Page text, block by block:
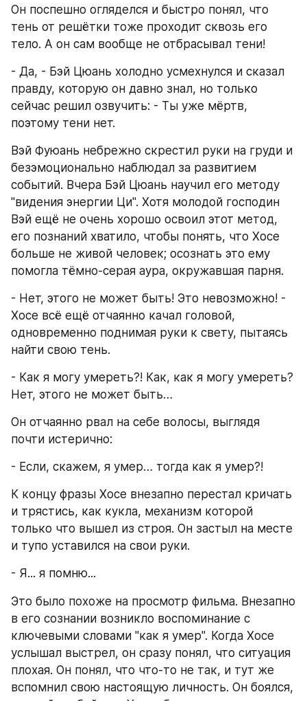
Он поспешно огляделся и быстро понял, что
тень от решётки тоже проходит сквозь его
тело. А он сам вообще не отбрасывал тени!
- Да, - Бэй Цюань холодно усмехнулся и сказал
правду, которую он давно знал, но только
сейчас решил озвучить: - Ты уже мёртв,
поэтому тени нет.
Вэй Фуюань небрежно скрестил руки на груди и
безэмоционально наблюдал за развитием
событий. Вчера Бэй Цюань научил его методу
"видения энергии Ци". Хотя молодой господин
Вэй ещё не очень хорошо освоил этот метод,
его познаний хватило, чтобы понять, что Хосе
больше не живой человек; осознать это ему
помогла тёмно-серая аура, окружавшая парня.
- Нет, этого не может быть! Это невозможно! -
Хосе всё ещё отчаянно качал головой,
одновременно поднимая руки к свету, пытаясь
найти свою тень.
- Как я могу умереть?! Как, как я могу умереть?
Нет, этого не может быть…
Он отчаянно рвал на себе волосы, выглядя
почти истерично:
- Если, скажем, я умер… тогда как я умер?!
К концу фразы Хосе внезапно перестал кричать
и трястись, как кукла, механизм которой
только что вышел из строя. Он застыл на месте
и тупо уставился на свои руки.
- Я... я помню...
Это было похоже на просмотр фильма. Внезапно
в его сознании возникло воспоминание с
ключевыми словами "как я умер". Когда Хосе
услышал выстрел, он сразу понял, что ситуация
плохая. Он понял, что что-то не так, и тут же
вспомнил свою настоящую личность. Он боялся,